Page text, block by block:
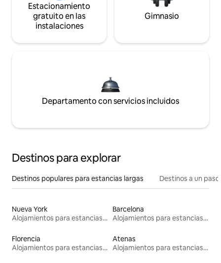
Estacionamiento
gratuito en las
instalaciones
Gimnasio
Departamento con servicios incluidos
Destinos para explorar
Destinos populares para estancias largas Destinos a un
Nueva York
Alojamientos para estancias largas
Barcelona
Alojamientos para estancias largas
Florencia
Alojamientos para estancias largas
Atenas
Alojamientos para estancias largas